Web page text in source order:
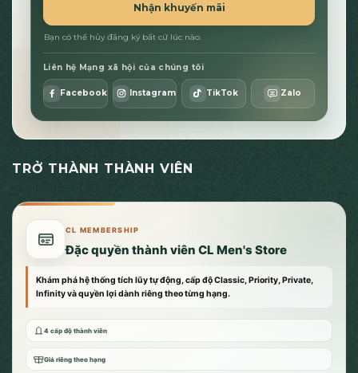
Nhận khuyến mãi
Bạn có thể hủy đăng ký bất cứ lúc nào.
Liên hệ Mạng xã hội của chúng tôi
Facebook Instagram TikTok Zalo
TRỞ THÀNH THÀNH VIÊN
CL MEMBERSHIP
Đặc quyền thành viên CL Men's Store
Khám phá hệ thống tích lũy tự động, cấp độ Classic, Priority, Private,
Infinity và quyền lợi dành riêng theo từng hạng.
4 cấp độ thành viên
Giá riêng theo hạng